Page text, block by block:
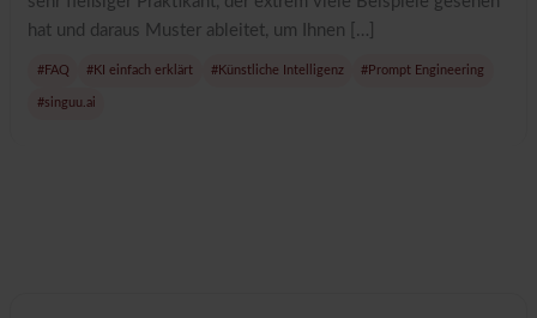
hat und daraus Muster ableitet, um Ihnen […]
#FAQ #KI einfach erklärt #Künstliche Intelligenz #Prompt Engineering
#singuu.ai